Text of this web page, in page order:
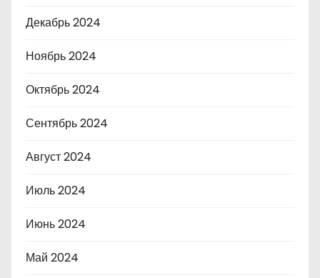
Декабрь 2024
Ноябрь 2024
Октябрь 2024
Сентябрь 2024
Август 2024
Июль 2024
Июнь 2024
Май 2024